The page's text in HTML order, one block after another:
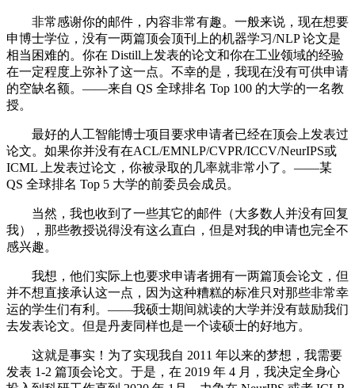
非常感谢你的邮件，内容非常有趣。一般来说，现在想要
申博士学位，没有一两篇顶会顶刊上的机器学习/NLP 论文是
相当困难的。你在 Distill上发表的论文和你在工业领域的经验
在一定程度上弥补了这一点。不幸的是，我现在没有可供申请
的空缺名额。——来自 QS 全球排名 Top 100 的大学的一名教
授。
最好的人工智能博士项目要求申请者已经在顶会上发表过
论文。如果你并没有在ACL/EMNLP/CVPR/ICCV/NeurIPS或
ICML 上发表过论文，你被录取的几率就非常小了。——某
QS 全球排名 Top 5 大学的前委员会成员。
当然，我也收到了一些其它的邮件（大多数人并没有回复
我），那些教授说得没有这么直白，但是对我的申请也完全不
感兴趣。
我想，他们实际上也要求申请者拥有一两篇顶会论文，但
并不想直接承认这一点，因为这种糟糕的标准只对那些非常幸
运的学生们有利。——我硕士期间就读的大学并没有鼓励我们
去发表论文。但是丹麦同样也是一个读硕士的好地方。
这就是事实！为了实现我自 2011 年以来的梦想，我需要
发表 1-2 篇顶会论文。于是，在 2019 年 4 月，我决定全身心